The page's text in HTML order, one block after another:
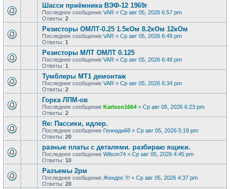
Шасси приёмника ВЭФ-12 1969г
Последнее сообщение VAR « Ср авг 05, 2026 6:57 pm
Ответы: 2
Резисторы ОМЛТ-0.25 1.5кОм 8.2кОм 12кОм
Последнее сообщение VAR « Ср авг 05, 2026 6:49 pm
Ответы: 1
Резисторы МЛТ ОМЛТ 0.125
Последнее сообщение VAR « Ср авг 05, 2026 6:48 pm
Ответы: 1
Тумблеры МТ1 демонтаж
Последнее сообщение VAR « Ср авг 05, 2026 6:34 pm
Ответы: 2
Горка ЛПМ-ов
Последнее сообщение Karlson1664 « Ср авг 05, 2026 6:23 pm
Ответы: 2
Re: Пассики, идлер.
Последнее сообщение Геннадий8 « Ср авг 05, 2026 5:19 pm
Ответы: 20
разные платы с деталями. разбираю ящики.
Последнее сообщение Wilson74 « Ср авг 05, 2026 4:45 pm
Ответы: 10
Разъемы 2рм
Последнее сообщение Жендос !!! « Ср авг 05, 2026 4:37 pm
Ответы: 20